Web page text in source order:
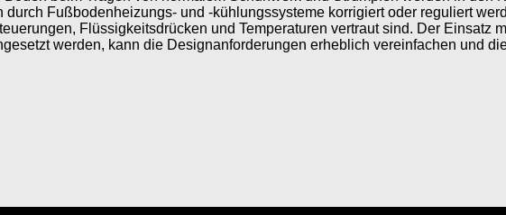
Fußbodenheizungs- und -kühlungssysteme korrigiert oder reguliert
Flüssigkeitsdrücken und Temperaturen vertraut sind. Der Einsatz
werden, kann die Designanforderungen erheblich vereinfachen und